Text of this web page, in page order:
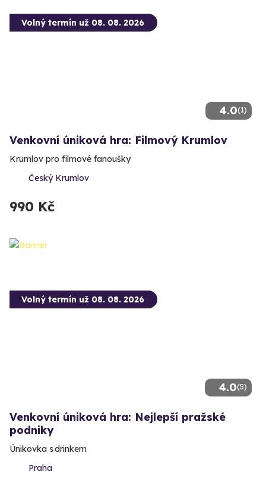
4.0(1)
Volný termín už 08. 08. 2026
Venkovní úniková hra: Filmový Krumlov
Krumlov pro filmové fanoušky
Český Krumlov
990 Kč
4.0(5)
Volný termín už 08. 08. 2026
Venkovní úniková hra: Nejlepší pražské
podniky
Únikovka s drinkem
Praha